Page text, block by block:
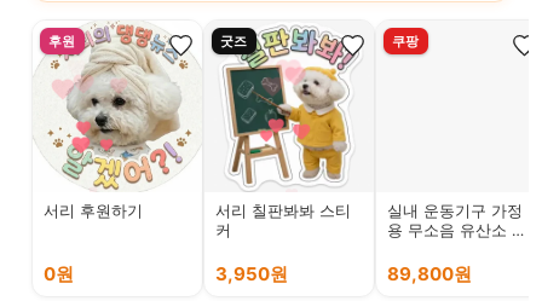
후원
서리 후원하기
0원
굿즈
서리 칠판봐봐 스티
커
3,950원
쿠팡
실내 운동기구 가정
용 무소음 유산소 헬
89,800원